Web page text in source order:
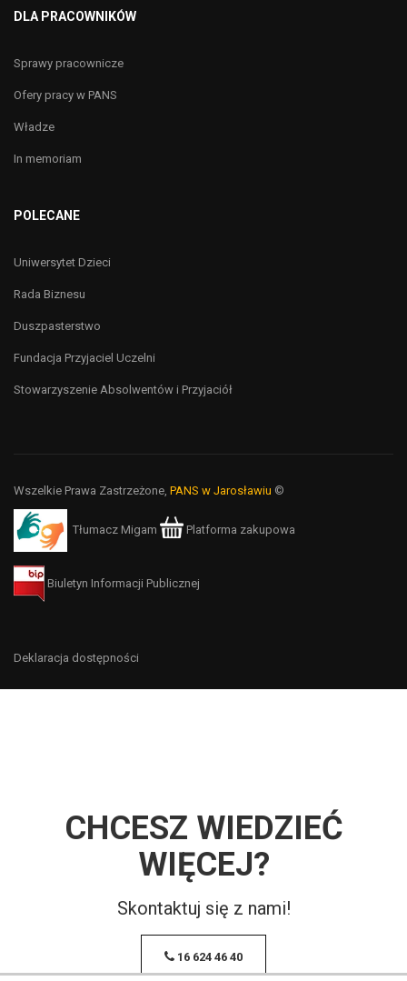
DLA PRACOWNIKÓW
Sprawy pracownicze
Ofery pracy w PANS
Władze
In memoriam
POLECANE
Uniwersytet Dzieci
Rada Biznesu
Duszpasterstwo
Fundacja Przyjaciel Uczelni
Stowarzyszenie Absolwentów i Przyjaciół
Wszelkie Prawa Zastrzeżone, PANS w Jarosławiu ©
Tłumacz Migam Platforma zakupowa
Biuletyn Informacji Publicznej
Deklaracja dostępności
CHCESZ WIEDZIEĆ
WIĘCEJ?
Skontaktuj się z nami!
16 624 46 40